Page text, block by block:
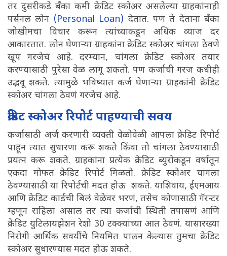
तर दुसरीकडे बॅंका कमी क्रेडिट स्कोअर असलेल्या ग्राहकांनाही
पर्सनल लोन (Personal Loan) देतात. पण ते देताना बॅंका
जोखीमचा विचार करून त्यांच्याकडून अधिक व्याज दर
आकारतात. लोन घेणाऱ्या ग्राहकांना क्रेडिट स्कोअर चांगला ठेवणे
खूप गरजेचं आहे. दरम्यान, चांगला क्रेडिट स्कोअर तयार
करण्यासाठी पुरेसा वेळ लागू शकतो. पण कर्जाची गरज कधीही
उद्भवू शकते. त्यामुळे भविष्यात कर्ज घेणाऱ्या ग्राहकांनी क्रेडिट
स्कोअर चांगला ठेवणं गरजेचं आहे.
क्रेडिट स्कोअर रिपोर्ट पाहण्याची सवय
कर्जासाठी अर्ज करणारी व्यक्ती वेळोवेळी आपला क्रेडिट रिपोर्ट
पाहून त्यात सुधारणा करू शकते किंवा तो चांगला ठेवण्यासाठी
प्रयत्न करू शकते. ग्राहकांना प्रत्येक क्रेडिट ब्युरोकडून वर्षातून
एकदा मोफत क्रेडिट रिपोर्ट मिळतो. क्रेडिट स्कोअर चांगला
ठेवण्यासाठी या रिपोर्टची मदत होऊ शकते. याशिवाय, ईएमआय
आणि क्रेडिट कार्डची बिलं वेळेवर भरणं, तसेच कोणासाठी गॅरन्टर
म्हणून राहिला असाल तर त्या कर्जाची स्थिती तपासणं आणि
क्रेडिट युटिलायझेशन रेशो 30 टक्क्यांच्या आत ठेवणं. यासारख्या
निरोगी आर्थिक सवयींचे नियमित पालन केल्यास तुमचा क्रेडिट
स्कोअर सुधारण्यास मदत होऊ शकते.